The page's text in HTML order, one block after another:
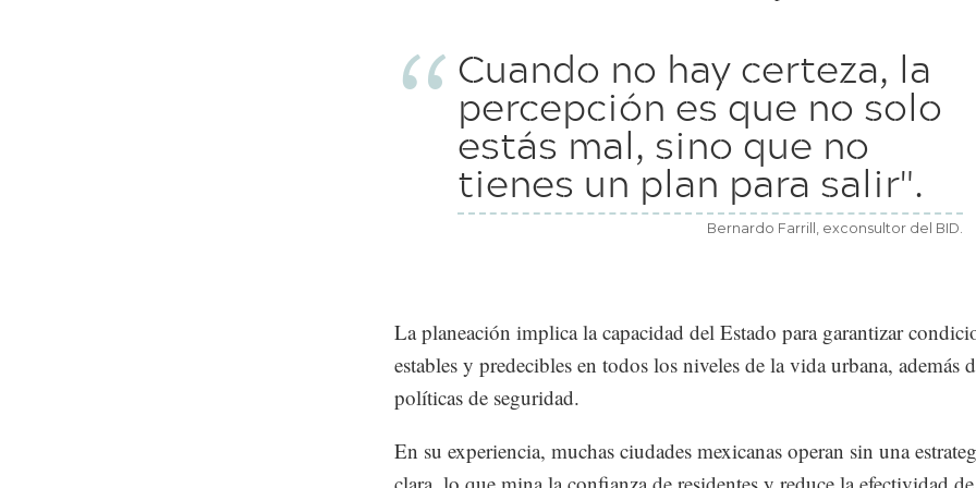
Cuando no hay certeza, la
percepción es que no solo
estás mal, sino que no
tienes un plan para salir".
Bernardo Farrill, exconsultor del BID.
La planeación implica la capacidad del Estado para garantizar
estables y predecibles en todos los niveles de la vida urbana, además
políticas de seguridad.
En su experiencia, muchas ciudades mexicanas operan sin una